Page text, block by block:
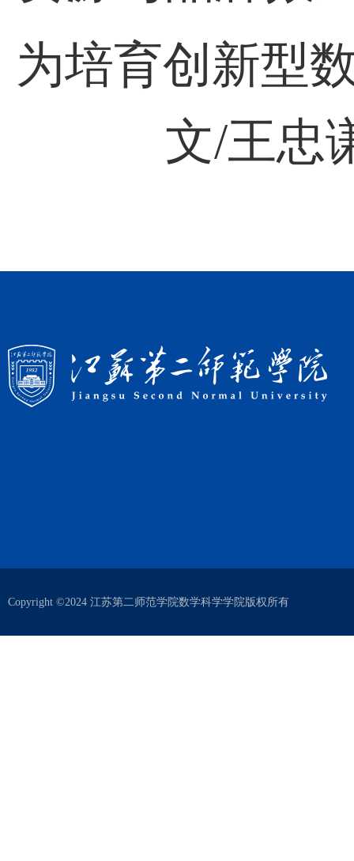
为培育创新型
文/王忠
Copyright ©2024 江苏第二师范学院数学科学学院版权所有